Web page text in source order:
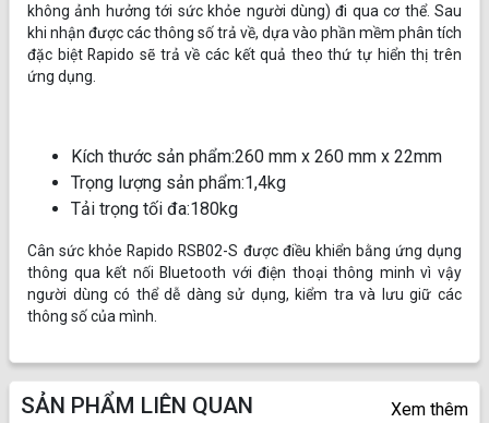
không ảnh hưởng tới sức khỏe người dùng) đi qua cơ thể. Sau
khi nhận được các thông số trả về, dựa vào phần mềm phân tích
đặc biệt Rapido sẽ trả về các kết quả theo thứ tự hiển thị trên
ứng dụng.
Kích thước sản phẩm:260 mm x 260 mm x 22mm
Trọng lượng sản phẩm:1,4kg
Tải trọng tối đa:180kg
Cân sức khỏe Rapido RSB02-S được điều khiển bằng ứng dụng
thông qua kết nối Bluetooth với điện thoại thông minh vì vậy
người dùng có thể dễ dàng sử dụng, kiểm tra và lưu giữ các
thông số của mình.
SẢN PHẨM LIÊN QUAN Xem thêm